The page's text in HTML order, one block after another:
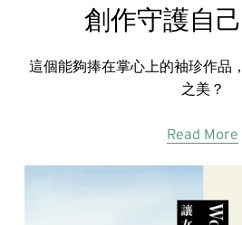
創作守護自
這個能夠捧在掌心上的袖珍作品
之美？
Read More